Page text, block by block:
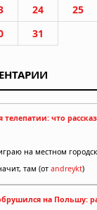
24 25
31
телепатии: что
на местном
там (от andreykt)
на Польшу: